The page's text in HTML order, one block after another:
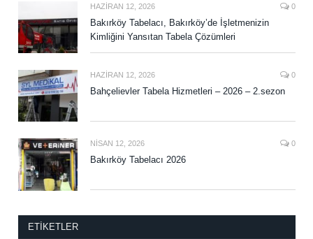
HAZIRAN 12, 2026 0
Bakırköy Tabelacı, Bakırköy’de İşletmenizin
Kimliğini Yansıtan Tabela Çözümleri
HAZIRAN 12, 2026 0
Bahçelievler Tabela Hizmetleri – 2026 – 2.sezon
NISAN 12, 2026 0
Bakırköy Tabelacı 2026
ETIKETLER